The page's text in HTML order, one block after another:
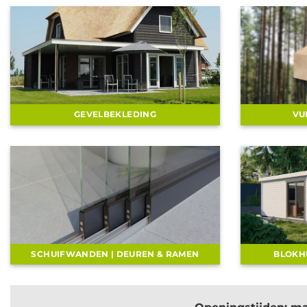
GEVELBEKLEDING
SCHUIFWANDEN | DEUREN & RAMEN